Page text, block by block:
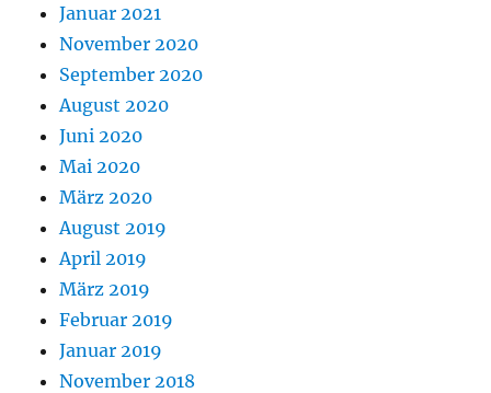
Januar 2021
November 2020
September 2020
August 2020
Juni 2020
Mai 2020
März 2020
August 2019
April 2019
März 2019
Februar 2019
Januar 2019
November 2018